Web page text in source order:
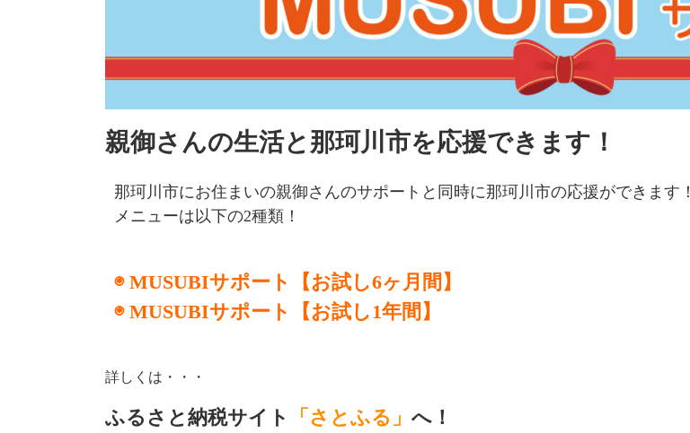
親御さんの生活と那珂川市を応援できます！
那珂川市にお住まいの親御さんのサポートと同時に那珂川市の応援ができます！
メニューは以下の2種類！
◉ MUSUBIサポート【お試し6ヶ月間】
◉ MUSUBIサポート【お試し1年間】
詳しくは・・・
ふるさと納税サイト 「さとふる」 へ！